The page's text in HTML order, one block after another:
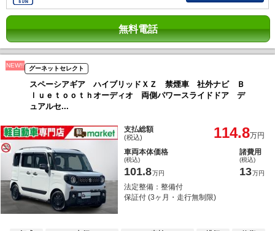
無料電話
NEW!! グーネットセレクト
スペーシアギア ハイブリッドＸＺ 禁煙車 社外ナビ Ｂ
ｌｕｅｔｏｏｔｈオーディオ 両側パワースライドドア デ
ュアルセ...
支払総額
(税込) 114.8万円
車両本体価格
(税込)
101.8万円
諸費用
(税込)
13万円
法定整備：整備付
保証付 (3ヶ月・走行無制限)